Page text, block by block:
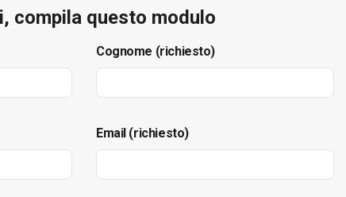
compila questo modulo
Cognome (richiesto)
Email (richiesto)